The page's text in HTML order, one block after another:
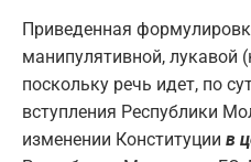
Приведенная
манипулятивной, лукавой
поскольку речь идет, по
вступления Республики
изменении Конституции в